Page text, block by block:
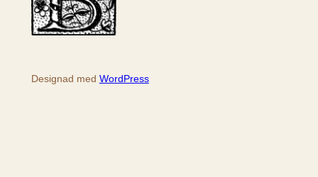
Designad med WordPress